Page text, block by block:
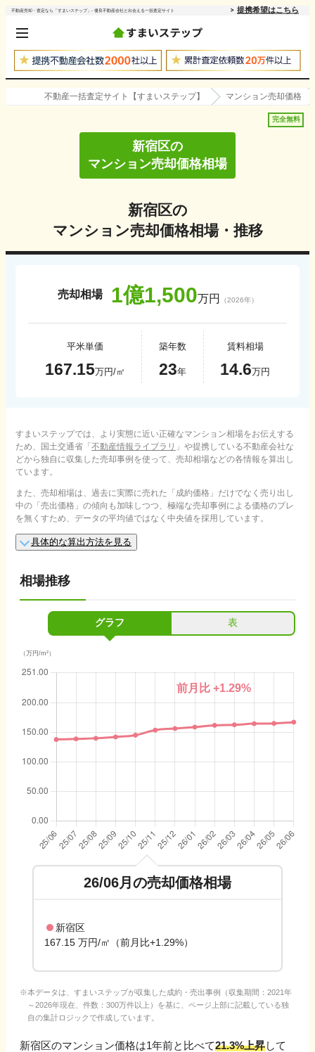
不動産売却・査定なら「すまいステップ」- 優良不動産会社と出会える一括査定サイト 提携希望はこちら
不動産一括査定サイト【すまいステップ】 マンション売却価格
完全無料
新宿区の
マンション売却価格相場
新宿区の
マンション売却価格相場・推移
売却相場 1億1,500万円 （2026年）
平米単価
167.15万円/㎡
築年数
23年
賃料相場
14.6万円
すまいステップでは、より実態に近い正確なマンション相場をお伝えする
ため、国土交通省「不動産情報ライブラリ 」や提携している不動産会社な
どから独自に収集した売却事例を使って、売却相場などの各情報を算出し
ています。
また、売却相場は、過去に実際に売れた「成約価格」だけでなく売り出し
中の「売出価格」の傾向も加味しつつ、極端な売却事例による価格のブレ
を無くすため、データの平均値ではなく中央値を採用しています。
具体的な算出方法を見る
相場推移
グラフ 表
（万円/m²）
前月比+1.29%
26/06月の売却価格相場
新宿区
167.15 万円/㎡（前月比+1.29%）
本データは、すまいステップが収集した成約・売出事例（収集期間：2021年
～2026年現在、件数：300万件以上）を基に、ページ上部に記載している独
自の集計ロジックで作成しています。
新宿区のマンション価格は1年前と比べて21.3%上昇して